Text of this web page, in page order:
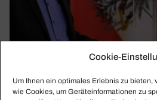
Cookie-
Um Ihnen ein optimales Erlebnis zu bieten,
wie Cookies, um Geräteinformationen zu